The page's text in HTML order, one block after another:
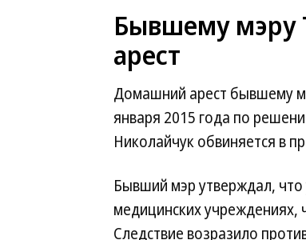
Бывшему мэру
арест
Домашний арест бывшему
января 2015 года по
Николайчук обвиняется в
Бывший мэр утверждал, что
медицинских учреждениях,
Следствие возразило